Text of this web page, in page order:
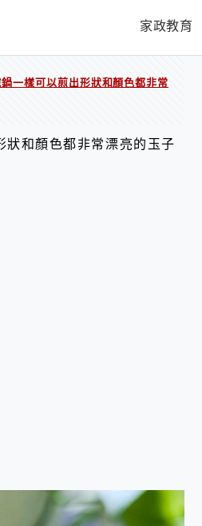
家政教育
一樣可以煎出形狀和顏色都非常
狀和顏色都非常漂亮的玉子